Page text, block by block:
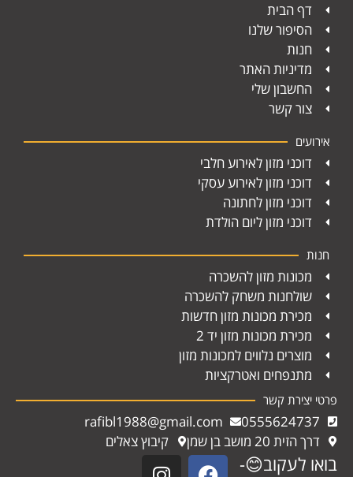
דף הבית
הסיפור שלנו
חנות
מדיניות האתר
החשבון שלי
צור קשר
אירועים
דוכני מזון לאירוע חלבי
דוכני מזון לאירוע עסקי
דוכני מזון לחתונה
דוכני מזון ליום הולדת
חנות
מכונות מזון להשכרה
שולחנות משחק להשכרה
מכירת מכונות מזון חדשות
מכירת מכונות מזון יד 2
מוצרים נלווים למכונות מזון
מתנפחים ואטרקציות
פרטי יצירת קשר
0555624737
rafibl1988@gmail.com
דרך הזית 20 מושב בן שמן
קיבוץ צאלים
בואו לעקוב😊-